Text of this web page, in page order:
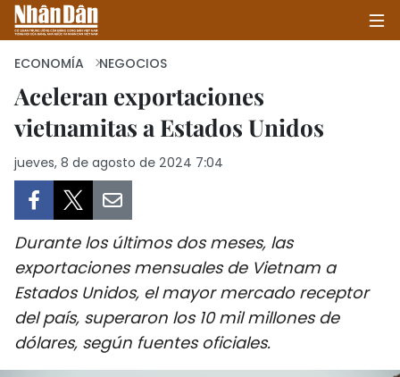
INICIO
POLÍTICA
SOCIEDAD
SALUD - MEDIO AMBIENTE
CULTURA - ENTRETENIMIENTO
ECONOMÍA NEGOCIOS
Aceleran exportaciones
vietnamitas a Estados Unidos
jueves, 8 de agosto de 2024 7:04
Durante los últimos dos meses, las
exportaciones mensuales de Vietnam a
Estados Unidos, el mayor mercado receptor
del país, superaron los 10 mil millones de
dólares, según fuentes oficiales.